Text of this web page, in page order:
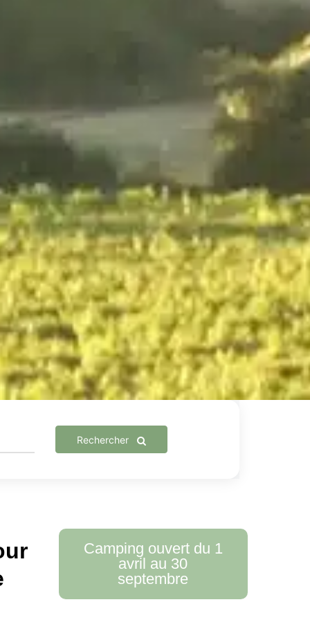
Rechercher
Camping ouvert du 1
avril au 30
septembre